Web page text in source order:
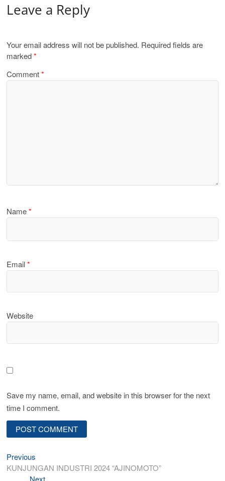
Leave a Reply
Your email address will not be published. Required fields are
marked*
Comment*
Name*
Email*
Website
Save my name, email, and website in this browser for the next
time I comment.
Post
navigation
Previous
post:
KUNJUNGAN INDUSTRI 2024 “AJINOMOTO”
NextNext